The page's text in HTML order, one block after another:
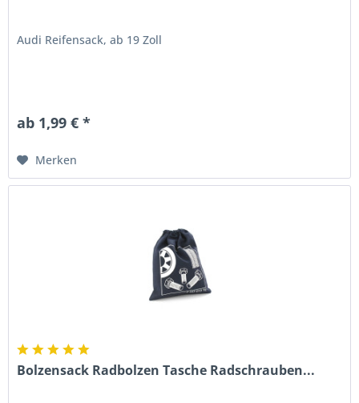
Audi Reifensack, ab 19 Zoll
ab 1,99 € *
Merken
Bolzensack Radbolzen Tasche Radschrauben...